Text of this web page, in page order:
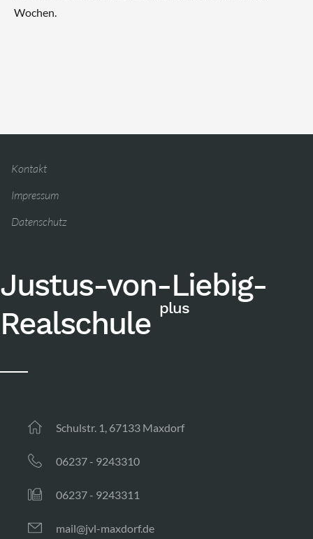
Wochen.
Kontakt
Impressum
Datenschutz
Justus-von-Liebig-
Realschule plus
Schulstr. 1, 67133 Maxdorf
06237 - 9243310
06237 - 9243311
mail@jvl-maxdorf.de